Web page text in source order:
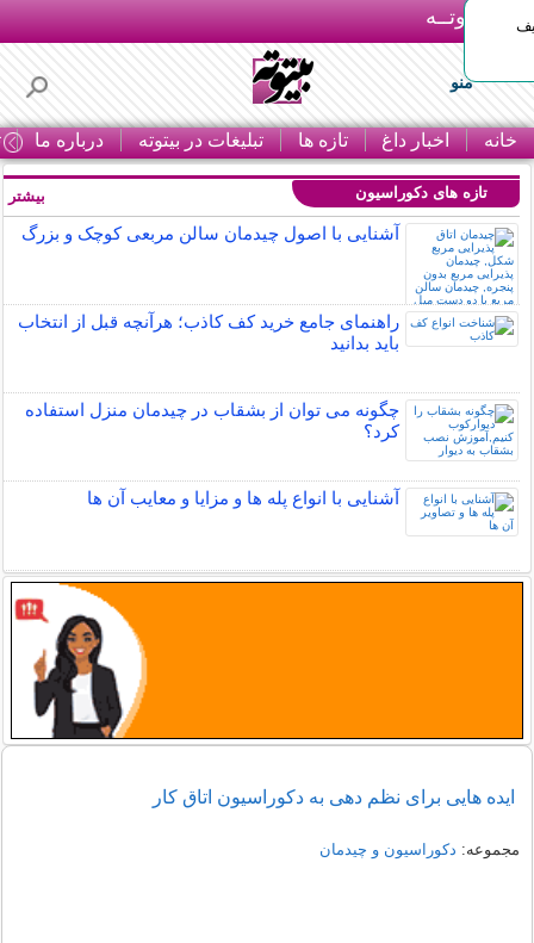
بـیتوتــه
منو
خانه اخبار داغ تازه ها تبلیغات در بیتوته درباره ما
تازه های دکوراسیون
آشنایی با اصول چیدمان سالن مربعی کوچک و بزرگ
راهنمای جامع خرید کف کاذب؛ هرآنچه قبل از انتخاب
باید بدانید
چگونه می توان از بشقاب در چیدمان منزل استفاده
کرد؟
آشنایی با انواع پله ها و مزایا و معایب آن ها
بیشتر
ایده هایی برای نظم دهی به دکوراسیون اتاق کار
مجموعه: دکوراسیون و چیدمان